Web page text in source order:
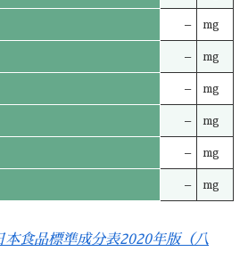
– mg
– mg
– mg
– mg
– mg
– mg
食品標準成分表2020年版（八